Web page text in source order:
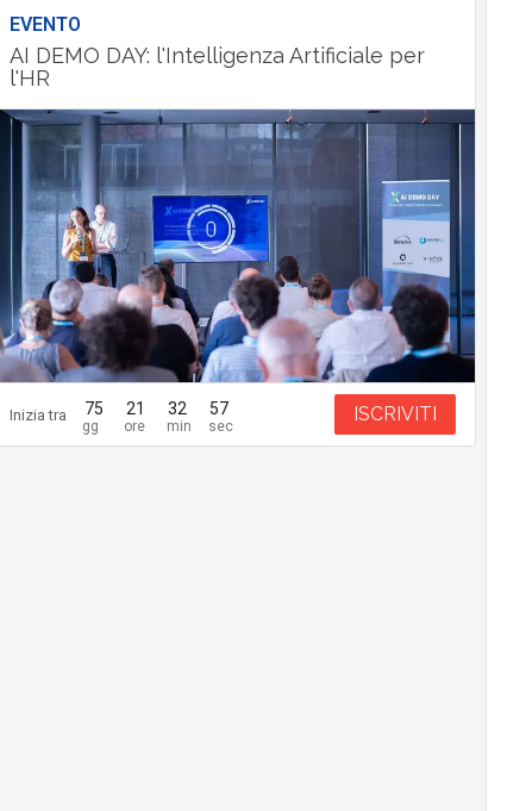
EVENTO
AI DEMO DAY: l'Intelligenza Artificiale per
l'HR
Inizia tra 75 21 32 56 ISCRIVITI